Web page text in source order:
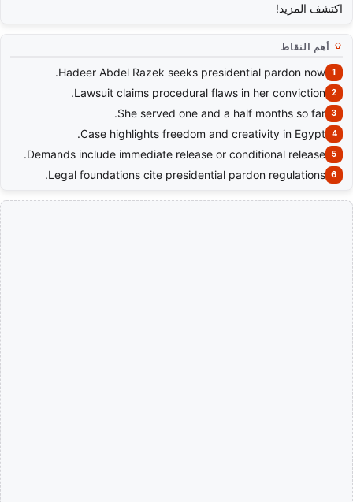
اكتشف المزيد!
أهم النقاط
Hadeer Abdel Razek seeks presidential pardon now.
Lawsuit claims procedural flaws in her conviction.
She served one and a half months so far.
Case highlights freedom and creativity in Egypt.
Demands include immediate release or conditional release.
Legal foundations cite presidential pardon regulations.